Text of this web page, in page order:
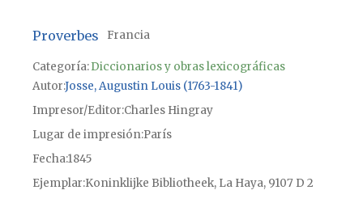
Proverbes Francia
Categoría:Diccionarios y obras lexicográficas
AutorJosse, Augustin Louis (1763-1841)
Impresor/Editor Charles Hingray
Lugar de impresiónParís
Fecha1845
Ejemplar Koninklijke Bibliotheek, La Haya, 9107 D 2